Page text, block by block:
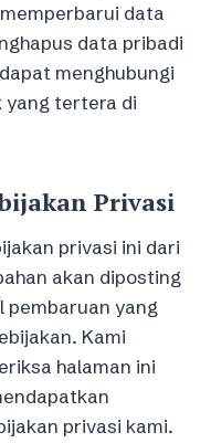
data
data pribadi
menghubungi
yang tertera di
Privasi
privasi ini dari
akan diposting
pembaruan yang
Kami
halaman ini
privasi kami.